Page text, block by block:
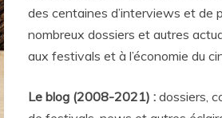
des centaines d’interviews et de
nombreux dossiers et autres
aux festivals et à l’économie du
Le blog (2008-2021) : dossiers,